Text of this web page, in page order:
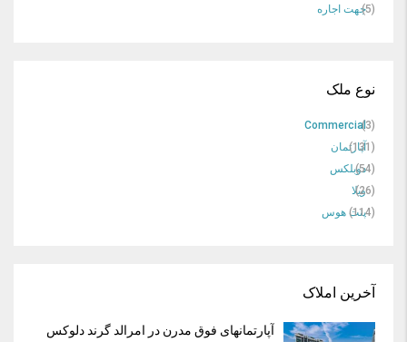
جهت اجاره (5)
نوع ملک
Commercial (3)
آپارتمان (131)
دوبلکس (54)
ویلا (26)
پنت هوس (114)
آخرین املاک
آپارتمانهای فوق مدرن در امرالد گرند دلوکس